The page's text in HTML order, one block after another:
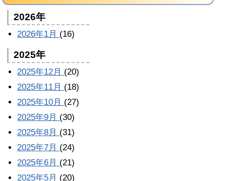
2026年
2026年1月 (16)
2025年
2025年12月 (20)
2025年11月 (18)
2025年10月 (27)
2025年9月 (30)
2025年8月 (31)
2025年7月 (24)
2025年6月 (21)
2025年5月 (20)